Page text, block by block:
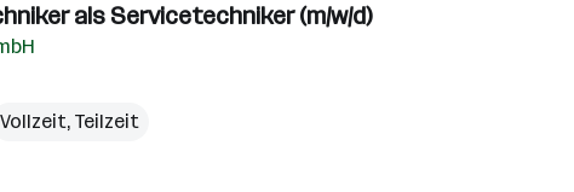
als Servicetechniker (m/w/d)
Vollzeit, Teilzeit